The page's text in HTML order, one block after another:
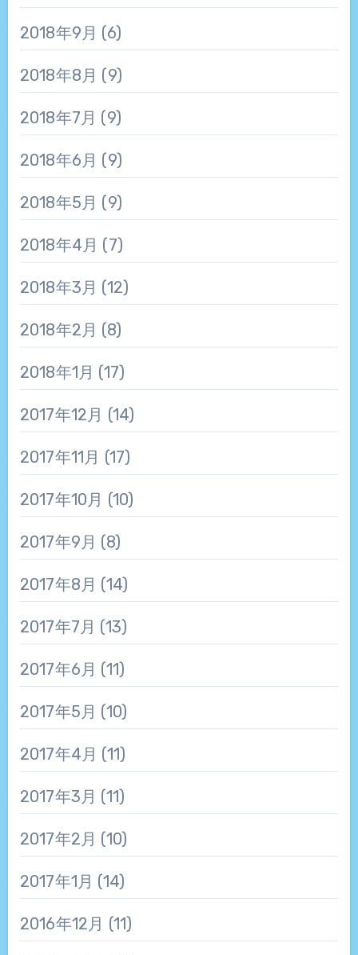
2018年9月 (6)
2018年8月 (9)
2018年7月 (9)
2018年6月 (9)
2018年5月 (9)
2018年4月 (7)
2018年3月 (12)
2018年2月 (8)
2018年1月 (17)
2017年12月 (14)
2017年11月 (17)
2017年10月 (10)
2017年9月 (8)
2017年8月 (14)
2017年7月 (13)
2017年6月 (11)
2017年5月 (10)
2017年4月 (11)
2017年3月 (11)
2017年2月 (10)
2017年1月 (14)
2016年12月 (11)